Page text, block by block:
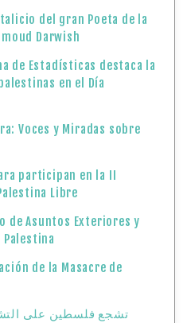
del gran Poeta de la
Darwish
de Estadísticas destaca la
en el Día
Voces y Miradas sobre
participan en la II
Libre
de Asuntos Exteriores y
Palestina
de la Masacre de
تشجع فلسطين على